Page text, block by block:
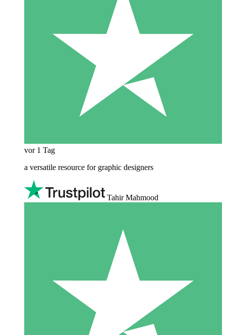
vor 1 Tag
a versatile resource for graphic designers
Tahir Mahmood